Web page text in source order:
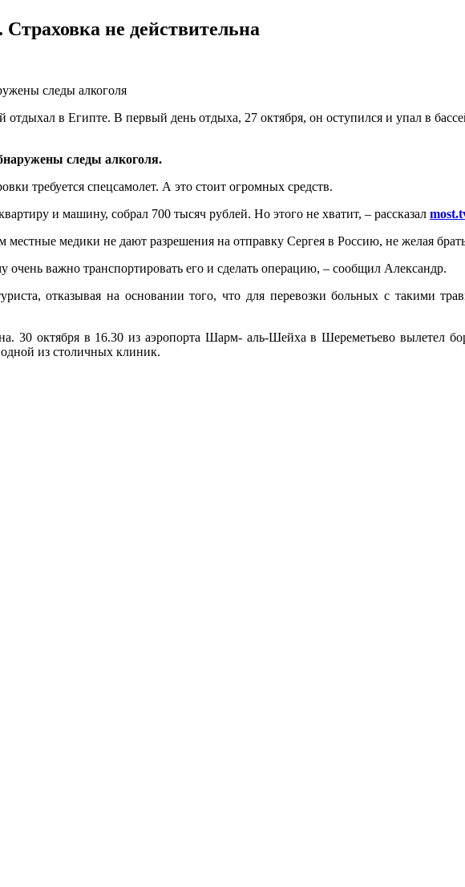
не действительна
следы алкоголя
в Египте. В первый день отдыха, 27 октября, он оступился и упал в
следы алкоголя.
требуется спецсамолет. А это стоит огромных средств.
и машину, собрал 700 тысяч рублей. Но этого не хватит, – рассказал
медики не дают разрешения на отправку Сергея в Россию, не желая брать
важно транспортировать его и сделать операцию, – сообщил Александр.
отказывая на основании того, что для перевозки больных с такими
30 октября в 16.30 из аэропорта Шарм- аль-Шейха в Шереметьево вылетел
одной из столичных клиник.